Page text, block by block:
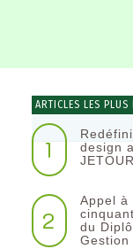
ARTICLES LES PLUS
1
design
2
Appel à
du